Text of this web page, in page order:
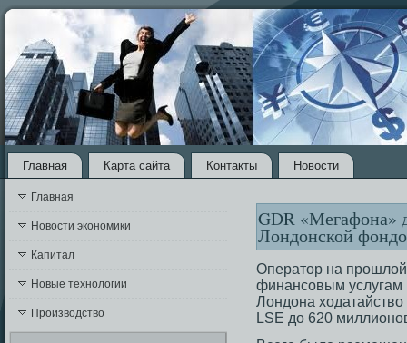
Главная Карта сайта Контакты Новости
Главная
Новости экономики
Капитал
Новые технологии
Производство
GDR «Мегафона»
Лондонской
Оператор на
финансовым услугам
Лондона
LSE до 620